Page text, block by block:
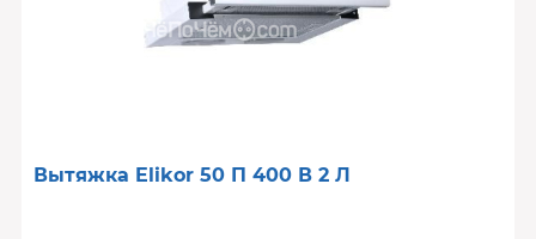
Вытяжка Elikor 50 П 400 В 2 Л